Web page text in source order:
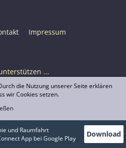
Impressum
...
2001-2026, lizenziert unter CC BY-SA,
nicht anders angegeben
und Raumfahrt
App bei Google Play
Download
die Nutzung unserer Seite erklären
wir Cookies setzen.